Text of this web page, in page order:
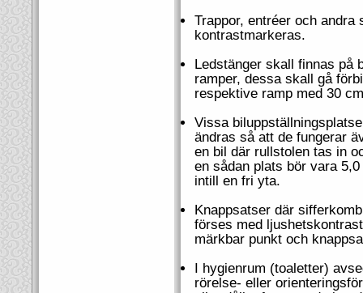
Trappor, entréer och
kontrastmarkeras.
Ledstänger skall finnas på
ramper, dessa skall gå
respektive ramp med 30
Vissa
ändras så att de fungerar
en bil där rullstolen tas in
en sådan plats bör vara
intill en fri yta.
Knappsatser där
förses med
märkbar punkt och
I hygienrum (toaletter)
rörelse- eller